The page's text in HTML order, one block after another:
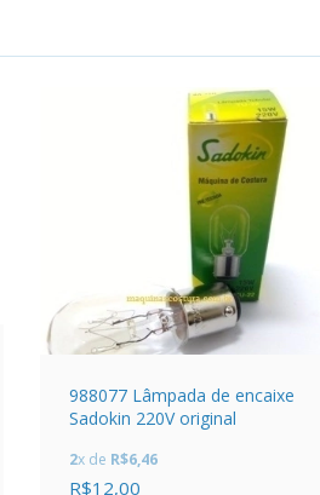
988077 Lâmpada de encaixe
Sadokin 220V original
2x de R$6,46
R$12,00